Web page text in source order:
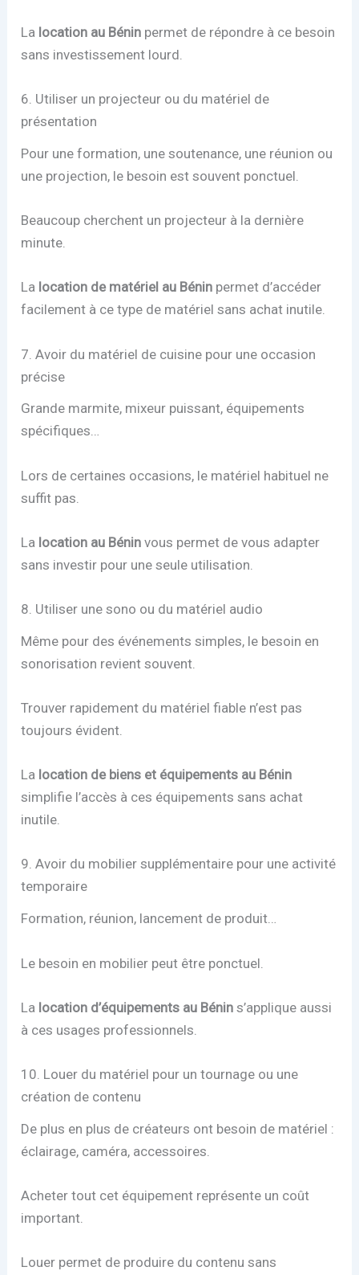
La location au Bénin permet de répondre à ce besoin
sans investissement lourd.
6. Utiliser un projecteur ou du matériel de
présentation
Pour une formation, une soutenance, une réunion ou
une projection, le besoin est souvent ponctuel.
Beaucoup cherchent un projecteur à la dernière
minute.
La location de matériel au Bénin permet d’accéder
facilement à ce type de matériel sans achat inutile.
7. Avoir du matériel de cuisine pour une occasion
précise
Grande marmite, mixeur puissant, équipements
spécifiques…
Lors de certaines occasions, le matériel habituel ne
suffit pas.
La location au Bénin vous permet de vous adapter
sans investir pour une seule utilisation.
8. Utiliser une sono ou du matériel audio
Même pour des événements simples, le besoin en
sonorisation revient souvent.
Trouver rapidement du matériel fiable n’est pas
toujours évident.
La location de biens et équipements au Bénin
simplifie l’accès à ces équipements sans achat
inutile.
9. Avoir du mobilier supplémentaire pour une activité
temporaire
Formation, réunion, lancement de produit…
Le besoin en mobilier peut être ponctuel.
La location d’équipements au Bénin s’applique aussi
à ces usages professionnels.
10. Louer du matériel pour un tournage ou une
création de contenu
De plus en plus de créateurs ont besoin de matériel :
éclairage, caméra, accessoires.
Acheter tout cet équipement représente un coût
important.
Louer permet de produire du contenu sans